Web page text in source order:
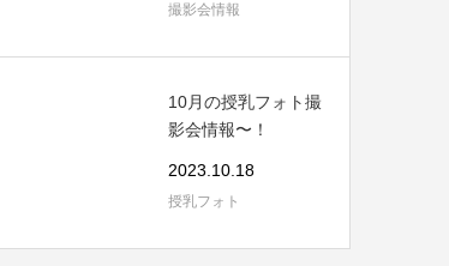
撮影会情報
10月の授乳フォト撮
影会情報〜！
2023.10.18
授乳フォト